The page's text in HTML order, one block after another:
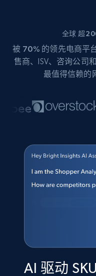
全球 超
被 70% 的领先电商平
售商、ISV、咨询公司
最值得信赖的
AI 驱动